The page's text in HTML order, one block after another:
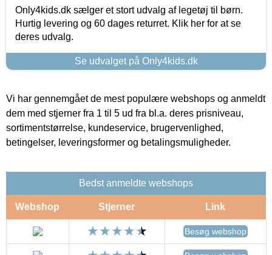
Only4kids.dk sælger et stort udvalg af legetøj til børn.
Hurtig levering og 60 dages returret. Klik her for at se
deres udvalg.
Se udvalget på Only4kids.dk
Vi har gennemgået de mest populære webshops og anmeldt
dem med stjerner fra 1 til 5 ud fra bl.a. deres prisniveau,
sortimentstørrelse, kundeservice, brugervenlighed,
betingelser, leveringsformer og betalingsmuligheder.
Bedst anmeldte webshops
Webshop Stjerner Link
Besøg webshop